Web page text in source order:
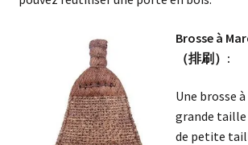
Brosse à
（排刷）:
Une brosse
grande taille
de petite